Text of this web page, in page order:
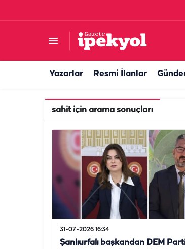
Yazarlar Resmi İlanlar
sahitiçin arama sonuçları
31-07-2026 16:34
Şanlıurfalı başkandan DEM